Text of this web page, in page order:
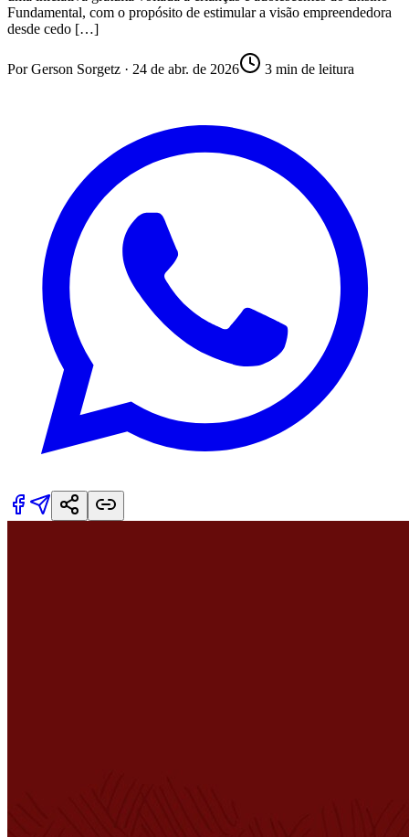
Fundamental, com o propósito de estimular a visão empreendedora
desde cedo […]
PorGerson Sorgetz · 24 de abr. de 2026 3 min de leitura